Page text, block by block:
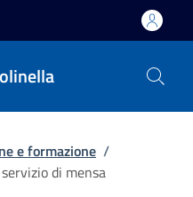
e formazione /
di mensa